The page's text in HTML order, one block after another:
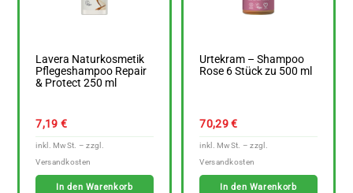
Lavera Naturkosmetik
Pflegeshampoo Repair
& ​Protect 250 ml
7,19 €
In den Warenkorb
Urtekram – Shampoo
Rose 6 Stück zu 500 ml
70,29€
In den Warenkorb